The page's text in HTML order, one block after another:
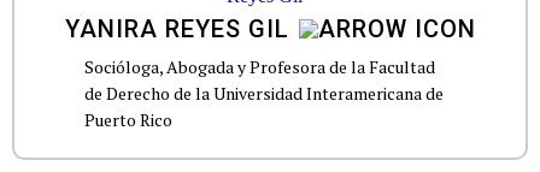
YANIRA REYES GIL
Socióloga, Abogada y Profesora de la Facultad
de Derecho de la Universidad Interamericana de
Puerto Rico